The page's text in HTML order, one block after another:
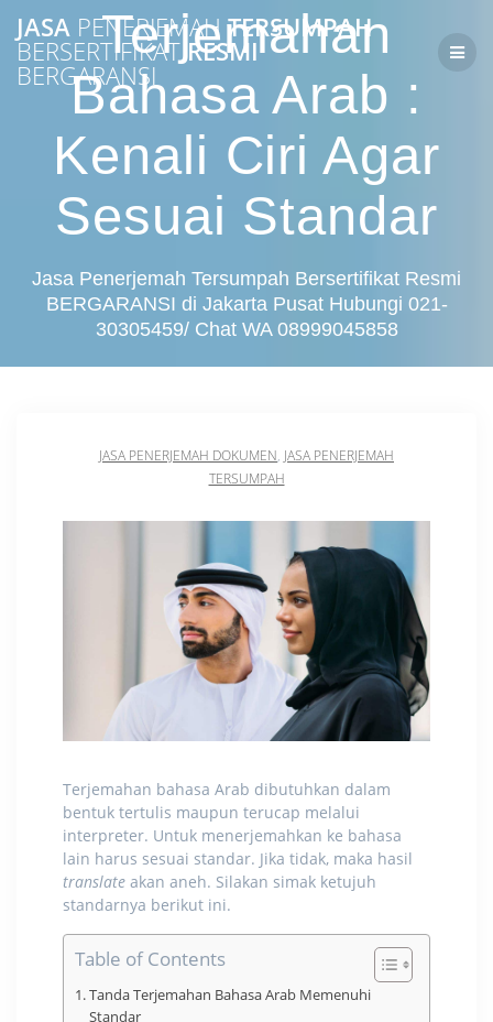
to
content
JASA PENERJEMAHTERSUMPAH
BERSERTIFIKATRESMI
BERGARANSI
Terjemahan
Bahasa Arab :
Kenali Ciri Agar
Sesuai Standar
Jasa Penerjemah Tersumpah Bersertifikat Resmi
BERGARANSI di Jakarta Pusat Hubungi 021-
30305459/ Chat WA 08999045858
JASA PENERJEMAH DOKUMEN, JASA PENERJEMAH
TERSUMPAH
Terjemahan bahasa Arab dibutuhkan dalam
bentuk tertulis maupun terucap melalui
interpreter. Untuk menerjemahkan ke bahasa
lain harus sesuai standar. Jika tidak, maka hasil
translate akan aneh. Silakan simak ketujuh
standarnya berikut ini.
Table of Contents
Tanda Terjemahan Bahasa Arab Memenuhi
Standar